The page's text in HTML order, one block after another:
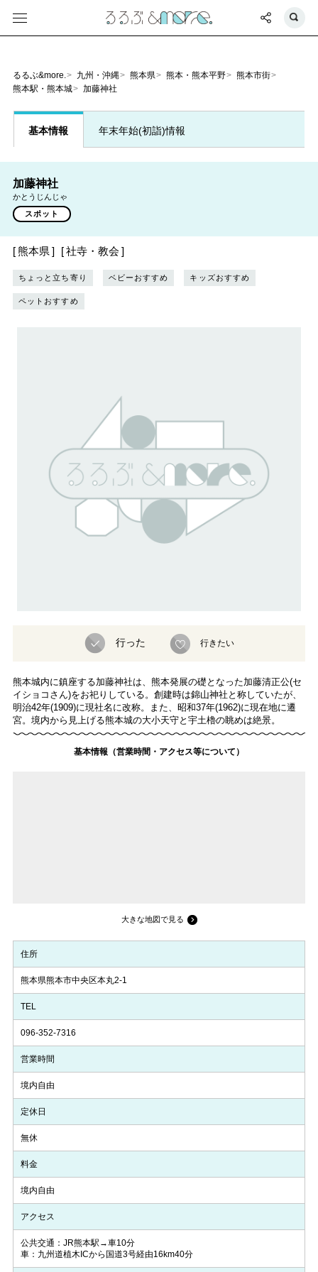
るるぶ&more. 九州・沖縄 熊本県 熊本・熊本平野
熊本市街
熊本駅・熊本城
加藤神社
基本情報 年末年始(初詣)情報
加藤神社
かとうじんじゃ
スポット
熊本県 社寺・教会
ちょっと立ち寄り ベビーおすすめ キッズおすすめ
ペットおすすめ
行った 行きたい
熊本城内に鎮座する加藤神社は、熊本発展の礎となった加藤清正公(セ
イショコさん)をお祀りしている。創建時は錦山神社と称していたが、
明治42年(1909)に現社名に改称。また、昭和37年(1962)に現在地に遷
宮。境内から見上げる熊本城の大小天守と宇土櫓の眺めは絶景。
基本情報（営業時間・アクセス等について）
大きな地図で見る
住所
熊本県熊本市中央区本丸2-1
TEL
096-352-7316
営業時間
境内自由
定休日
無休
料金
境内自由
アクセス
公共交通：JR熊本駅→車10分
車：九州道植木ICから国道3号経由16km40分